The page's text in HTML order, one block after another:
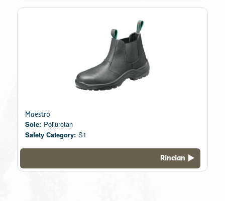
Maestro
Sole: Poliuretan
Safety Category: S1
Rincian